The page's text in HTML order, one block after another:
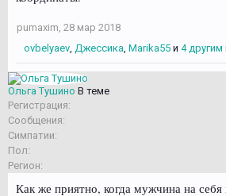
pumaxim, 28 мар 2018
ovbelyaev, Джессика, Marika55 и 4 другим
Ольга Тушино В теме
Регистрация:
Сообщения:
Симпатии:
Пол:
Регион:
Как же приятно, когда мужчина на себя